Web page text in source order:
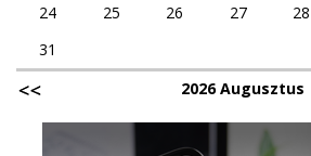
24
25 26 27 28
31
2026 Augusztus